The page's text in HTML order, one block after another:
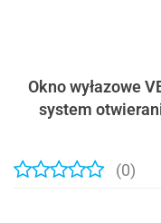
Okno wyłazowe
system
(0)